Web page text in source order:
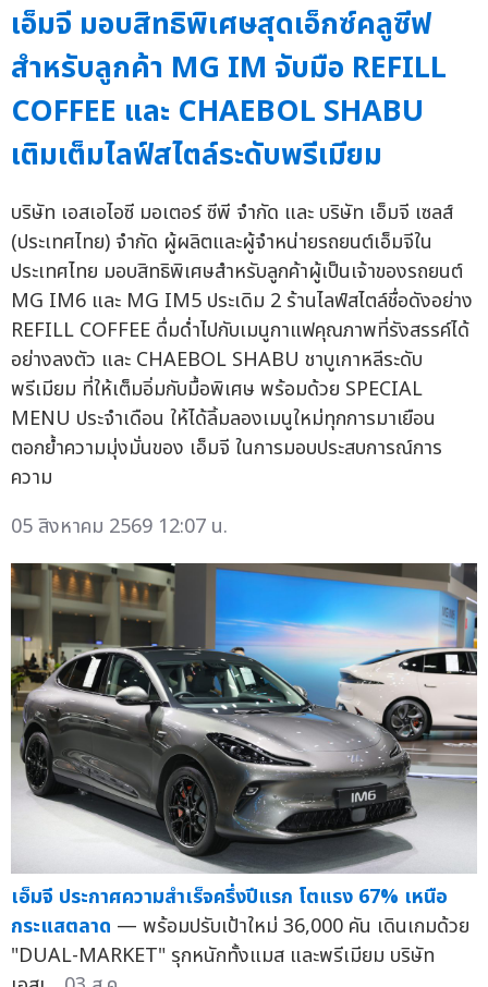
เอ็มจี มอบสิทธิพิเศษสุดเอ็กซ์คลูซีฟ
สำหรับลูกค้า MG IM จับมือ REFILL
COFFEE และ CHAEBOL SHABU
เติมเต็มไลฟ์สไตล์ระดับพรีเมียม
บริษัท เอสเอไอซี มอเตอร์ ซีพี จำกัด และ บริษัท เอ็มจี เซลส์
(ประเทศไทย) จำกัด ผู้ผลิตและผู้จำหน่ายรถยนต์เอ็มจีใน
ประเทศไทย มอบสิทธิพิเศษสำหรับลูกค้าผู้เป็นเจ้าของรถยนต์
MG IM6 และ MG IM5 ประเดิม 2 ร้านไลฟ์สไตล์ชื่อดังอย่าง
REFILL COFFEE ดื่มด่ำไปกับเมนูกาแฟคุณภาพที่รังสรรค์ได้
อย่างลงตัว และ CHAEBOL SHABU ชาบูเกาหลีระดับ
พรีเมียม ที่ให้เต็มอิ่มกับมื้อพิเศษ พร้อมด้วย SPECIAL
MENU ประจำเดือน ให้ได้ลิ้มลองเมนูใหม่ทุกการมาเยือน
ตอกย้ำความมุ่งมั่นของ เอ็มจี ในการมอบประสบการณ์การ
ความ
05 สิงหาคม 2569 12:07 น.
เอ็มจี ประกาศความสำเร็จครึ่งปีแรก โตแรง 67% เหนือ
กระแสตลาด — พร้อมปรับเป้าใหม่ 36,000 คัน เดินเกมด้วย
"DUAL-MARKET" รุกหนักทั้งแมส และพรีเมียม บริษัท